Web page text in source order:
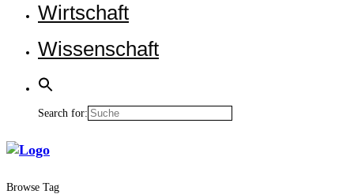
Wirt­schaft
Wis­sen­schaft
Search for:
Browse Tag